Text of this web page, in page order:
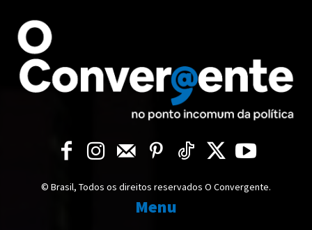
© Brasil, Todos os direitos reservados O Convergente.
Menu